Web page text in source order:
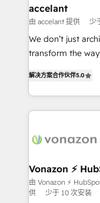
One company,
across offices
Canada,
South Africa. Certified compliant with ISO/IEC
international
accelant
由 accelant 提供 少
We don’t just
transform the
creating tailored,
accelerate
and ensure faster
day one, our
strategies that deliver
is to empower
—faster. Through
解决方案合作伙伴5.0
Vonazon ⚡
Strategy
由 Vonazon ⚡
供
少于 10 次安装